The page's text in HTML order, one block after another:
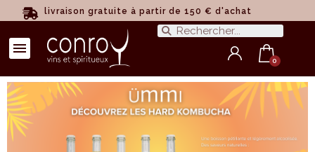
livraison gratuite à partir de 150 € d'achat